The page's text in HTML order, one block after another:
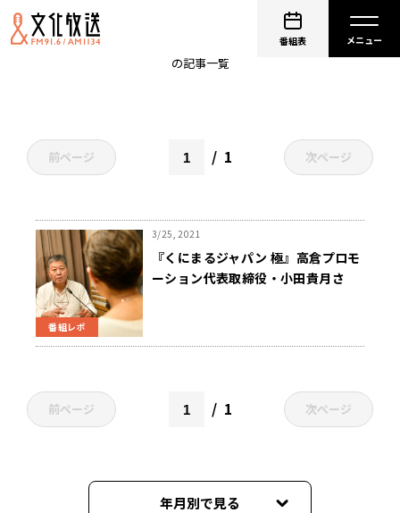
番組表
の記事一覧
前ページ 1 次ページ
番組レポ
3/25, 2021
『くにまるジャパン 極』高倉プロモ
ーション代表取締役・小田貴月さ
前ページ 1 次ページ
年月別で見る